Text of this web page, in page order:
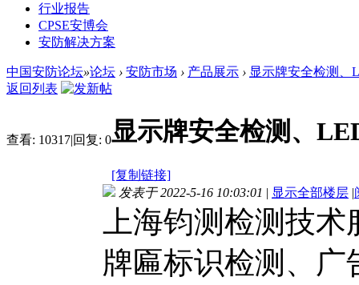
行业报告
CPSE安博会
安防解决方案
中国安防论坛»论坛 › 安防市场 › 产品展示 › 显示牌安全检测、
返回列表
查看: 10317|回复: 0显示牌安全检测、
[复制链接]
发表于 2022-5-16 10:03:01 | 显示全部楼层 |
上海钧测检测技
牌匾标识检测、